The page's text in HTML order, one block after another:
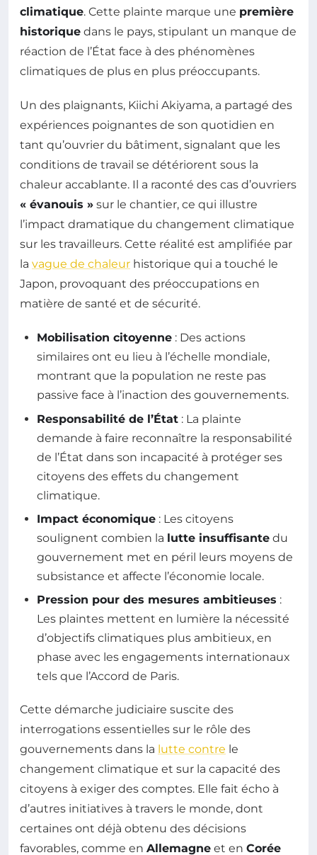
climatique. Cette plainte marque une première
historique dans le pays, stipulant un manque de
réaction de l’État face à des phénomènes
climatiques de plus en plus préoccupants.
Un des plaignants, Kiichi Akiyama, a partagé des
expériences poignantes de son quotidien en
tant qu’ouvrier du bâtiment, signalant que les
conditions de travail se détériorent sous la
chaleur accablante. Il a raconté des cas d’ouvriers
« évanouis » sur le chantier, ce qui illustre
l’impact dramatique du changement climatique
sur les travailleurs. Cette réalité est amplifiée par
la vague de chaleur historique qui a touché le
Japon, provoquant des préoccupations en
matière de santé et de sécurité.
Mobilisation citoyenne : Des actions
similaires ont eu lieu à l’échelle mondiale,
montrant que la population ne reste pas
passive face à l’inaction des gouvernements.
Responsabilité de l’État : La plainte
demande à faire reconnaître la responsabilité
de l’État dans son incapacité à protéger ses
citoyens des effets du changement
climatique.
Impact économique : Les citoyens
soulignent combien la lutte insuffisante du
gouvernement met en péril leurs moyens de
subsistance et affecte l’économie locale.
Pression pour des mesures ambitieuses :
Les plaintes mettent en lumière la nécessité
d’objectifs climatiques plus ambitieux, en
phase avec les engagements internationaux
tels que l’Accord de Paris.
Cette démarche judiciaire suscite des
interrogations essentielles sur le rôle des
gouvernements dans la lutte contre le
changement climatique et sur la capacité des
citoyens à exiger des comptes. Elle fait écho à
d’autres initiatives à travers le monde, dont
certaines ont déjà obtenu des décisions
favorables, comme en Allemagne et en Corée